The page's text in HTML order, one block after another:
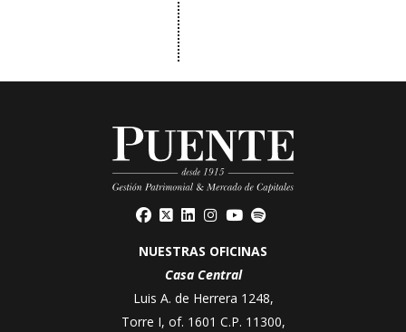
NUESTRAS OFICINAS
Casa Central
Luis A. de Herrera 1248,
Torre I, of. 1601 C.P. 11300,